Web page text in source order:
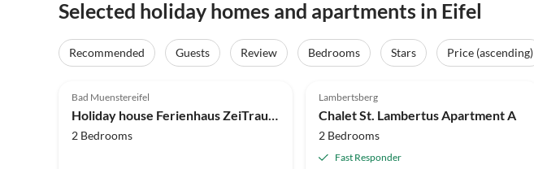
Selected holiday homes and apartments in Eifel
Recommended Guests Review Bedrooms Stars Price (ascending)
Top-Listing
Bad Muenstereifel
2 Bedrooms
Top-Listing
Lambertsberg
Chalet St. Lambertus Apartment A
2 Bedrooms
Fast Responder